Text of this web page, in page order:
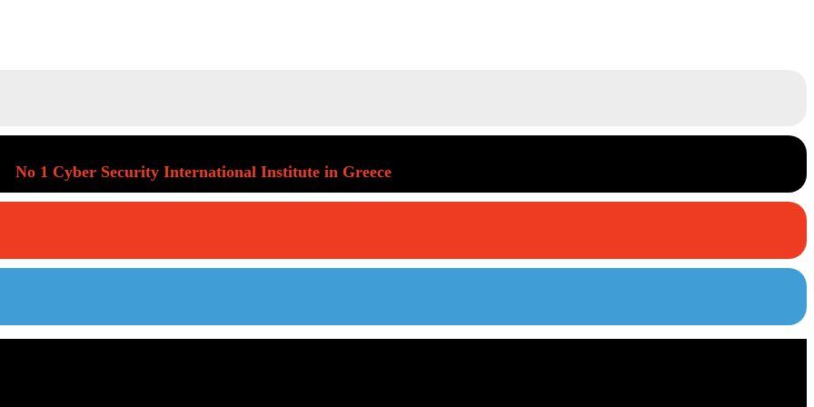
No 1 Cyber Security International Institute in Greece